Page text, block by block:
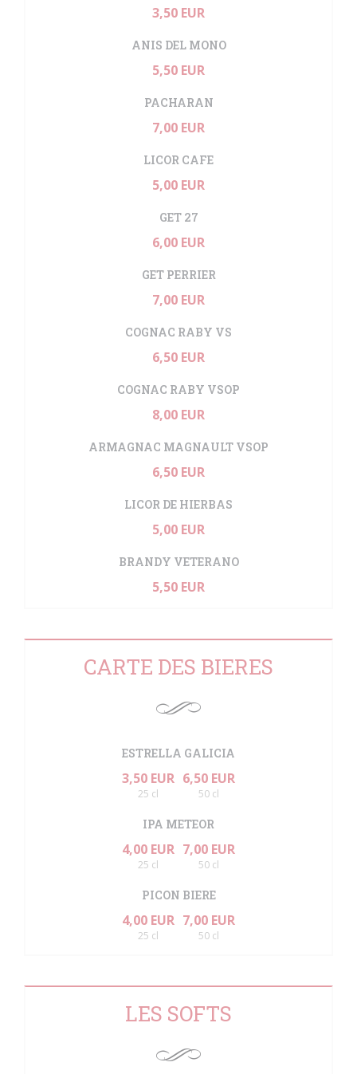
3,50 EUR
ANIS DEL MONO
5,50 EUR
PACHARAN
7,00 EUR
LICOR CAFE
5,00 EUR
GET 27
6,00 EUR
GET PERRIER
7,00 EUR
COGNAC RABY VS
6,50 EUR
COGNAC RABY VSOP
8,00 EUR
ARMAGNAC MAGNAULT VSOP
6,50 EUR
LICOR DE HIERBAS
5,00 EUR
BRANDY VETERANO
5,50 EUR
CARTE DES BIERES
ESTRELLA GALICIA
3,50 EUR
25 cl
6,50 EUR
50 cl
IPA METEOR
4,00 EUR
25 cl
7,00 EUR
50 cl
PICON BIERE
4,00 EUR
25 cl
7,00 EUR
50 cl
LES SOFTS